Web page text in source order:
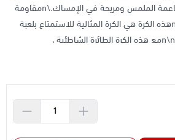
تحسين الأداء في اللعب.\nناعمة الملمس ومريحة في الإمساك.\nمقاومة
للماء.\nسهلة التنظيف.\n\nهذه الكرة هي الكرة المثالية للاستمتاع بلعبة
الكرة الطائرة على الشاطئ.\n\nمع هذه الكرة الطائرة الشاطئية ،
من نوعها!